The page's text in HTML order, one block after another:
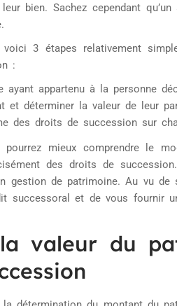
bien. Sachez cependant
3 étapes relativement
:
ayant appartenu à la personne
et déterminer la valeur de leur
des droits de succession sur
pourrez mieux comprendre le
des droits de
gestion de patrimoine. Au vu
successoral et de vous fournir
la valeur du